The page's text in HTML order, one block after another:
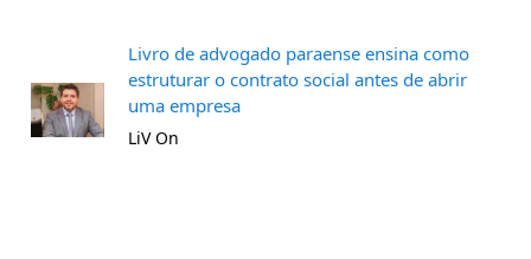
Livro de advogado paraense ensina como
estruturar o contrato social antes de abrir
uma empresa
LiV On